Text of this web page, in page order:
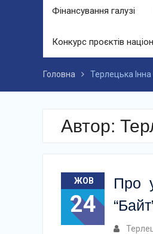
Фінансування галузі
Конкурс проєктів
Головна Терлецька
Автор:
ЖОВ
24
Про